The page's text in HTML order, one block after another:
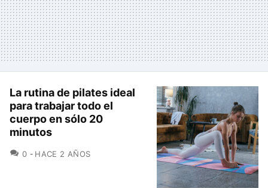
La rutina de pilates ideal
para trabajar todo el
cuerpo en sólo 20
minutos
0 COMENTARIOS
HACE 2 AÑOS